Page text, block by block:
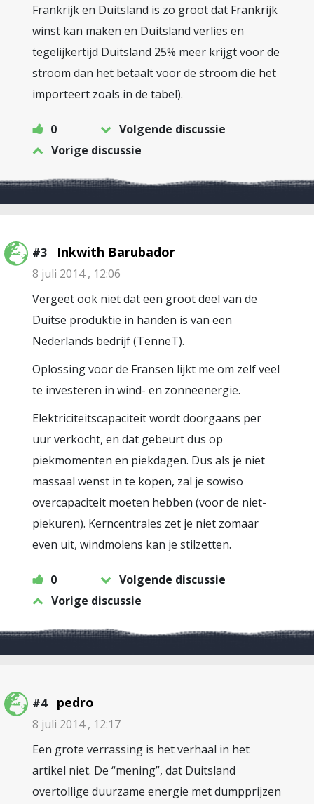
Frankrijk en Duitsland is zo groot dat Frankrijk
winst kan maken en Duitsland verlies en
tegelijkertijd Duitsland 25% meer krijgt voor de
stroom dan het betaalt voor de stroom die het
importeert zoals in de tabel).
0
Volgende discussie
Vorige discussie
#3 Inkwith Barubador
8 juli 2014 , 12:06
Vergeet ook niet dat een groot deel van de
Duitse produktie in handen is van een
Nederlands bedrijf (TenneT).
Oplossing voor de Fransen lijkt me om zelf veel
te investeren in wind- en zonneenergie.
Elektriciteitscapaciteit wordt doorgaans per
uur verkocht, en dat gebeurt dus op
piekmomenten en piekdagen. Dus als je niet
massaal wenst in te kopen, zal je sowiso
overcapaciteit moeten hebben (voor de niet-
piekuren). Kerncentrales zet je niet zomaar
even uit, windmolens kan je stilzetten.
0
Volgende discussie
Vorige discussie
#4 pedro
8 juli 2014 , 12:17
Een grote verrassing is het verhaal in het
artikel niet. De “mening”, dat Duitsland
overtollige duurzame energie met dumpprijzen